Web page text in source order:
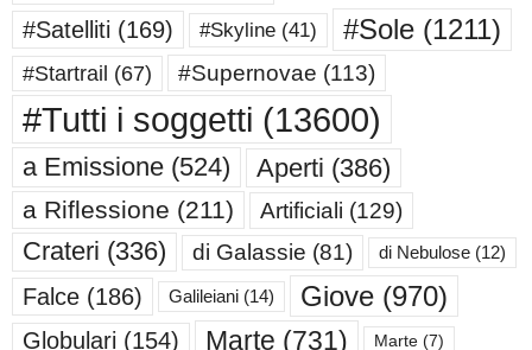
#Satelliti (169) #Skyline (41) #Sole (1211)
#Startrail (67) #Supernovae (113)
#Tutti i soggetti (13600)
a Emissione (524) Aperti (386)
a Riflessione (211) Artificiali (129)
Crateri (336) di Galassie (81) di Nebulose (12)
Falce (186) Galileiani (14) Giove (970)
Globulari (154) Marte (731) Marte (7)